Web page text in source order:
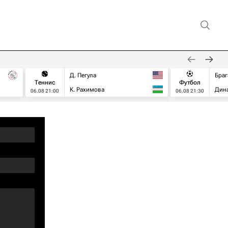
Теннис
06.08 21:00
Д. Пегула
К. Рахимова
Футбол
06.08 21:30